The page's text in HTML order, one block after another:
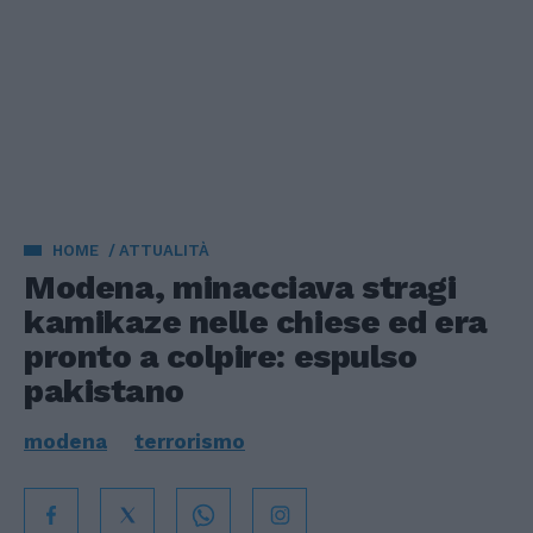
HOME ATTUALITÀ
Modena, minacciava stragi
kamikaze nelle chiese ed era
pronto a colpire: espulso
pakistano
modena terrorismo